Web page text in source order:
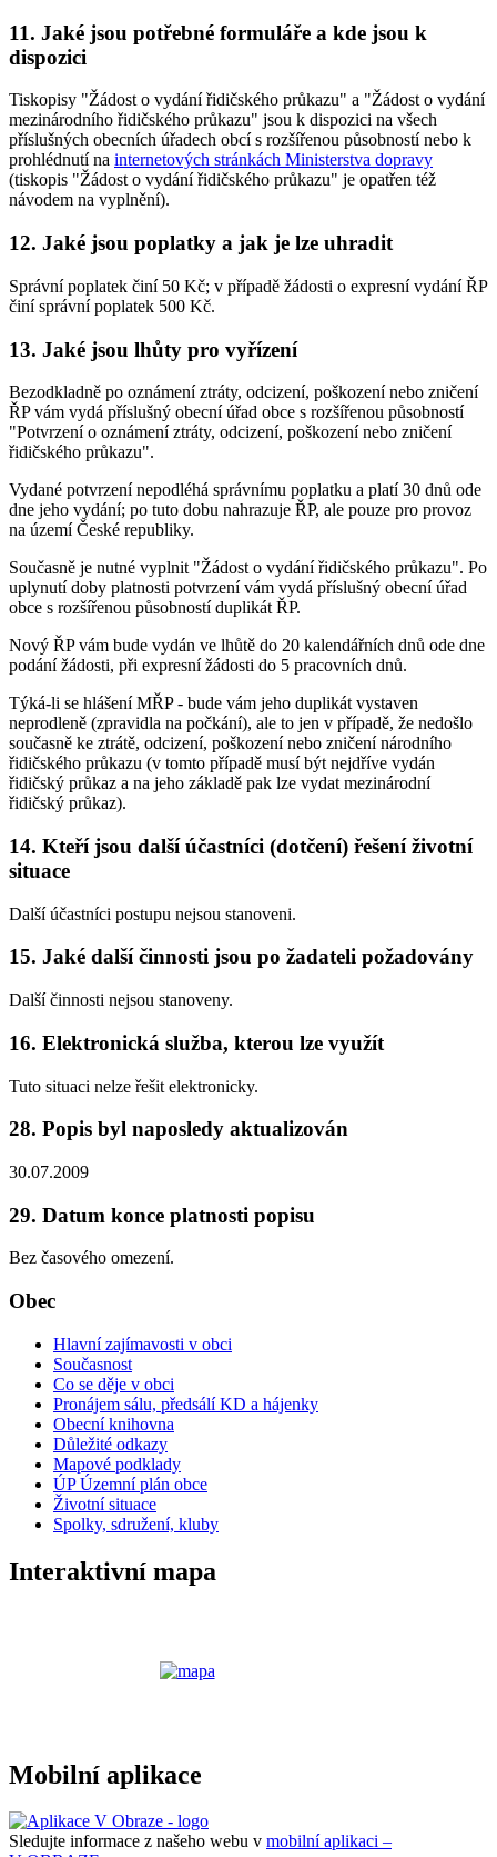
11. Jaké jsou potřebné formuláře a kde jsou k
dispozici
Tiskopisy "Žádost o vydání řidičského průkazu" a "Žádost o vydání
mezinárodního řidičského průkazu" jsou k dispozici na všech
příslušných obecních úřadech obcí s rozšířenou působností nebo k
prohlédnutí na internetových stránkách Ministerstva dopravy
(tiskopis "Žádost o vydání řidičského průkazu" je opatřen též
návodem na vyplnění).
12. Jaké jsou poplatky a jak je lze uhradit
Správní poplatek činí 50 Kč; v případě žádosti o expresní vydání ŘP
činí správní poplatek 500 Kč.
13. Jaké jsou lhůty pro vyřízení
Bezodkladně po oznámení ztráty, odcizení, poškození nebo zničení
ŘP vám vydá příslušný obecní úřad obce s rozšířenou působností
"Potvrzení o oznámení ztráty, odcizení, poškození nebo zničení
řidičského průkazu".
Vydané potvrzení nepodléhá správnímu poplatku a platí 30 dnů ode
dne jeho vydání; po tuto dobu nahrazuje ŘP, ale pouze pro provoz
na území České republiky.
Současně je nutné vyplnit "Žádost o vydání řidičského průkazu". Po
uplynutí doby platnosti potvrzení vám vydá příslušný obecní úřad
obce s rozšířenou působností duplikát ŘP.
Nový ŘP vám bude vydán ve lhůtě do 20 kalendářních dnů ode dne
podání žádosti, při expresní žádosti do 5 pracovních dnů.
Týká-li se hlášení MŘP - bude vám jeho duplikát vystaven
neprodleně (zpravidla na počkání), ale to jen v případě, že nedošlo
současně ke ztrátě, odcizení, poškození nebo zničení národního
řidičského průkazu (v tomto případě musí být nejdříve vydán
řidičský průkaz a na jeho základě pak lze vydat mezinárodní
řidičský průkaz).
14. Kteří jsou další účastníci (dotčení) řešení životní
situace
Další účastníci postupu nejsou stanoveni.
15. Jaké další činnosti jsou po žadateli požadovány
Další činnosti nejsou stanoveny.
16. Elektronická služba, kterou lze využít
Tuto situaci nelze řešit elektronicky.
28. Popis byl naposledy aktualizován
30.07.2009
29. Datum konce platnosti popisu
Bez časového omezení.
Obec
Hlavní zajímavosti v obci
Současnost
Co se děje v obci
Pronájem sálu, předsálí KD a hájenky
Obecní knihovna
Důležité odkazy
Mapové podklady
ÚP Územní plán obce
Životní situace
Spolky, sdružení, kluby
Interaktivní mapa
Mobilní aplikace
Sledujte informace z našeho webu v mobilní aplikaci –